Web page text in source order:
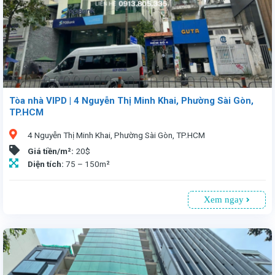
Tòa nhà VIPD | 4 Nguyễn Thị Minh Khai, Phường Sài Gòn,
TP.HCM
4 Nguyễn Thị Minh Khai, Phường Sài Gòn, TP.HCM
Giá tiền/m²: 20$
Diện tích: 75 – 150m²
Xem ngay